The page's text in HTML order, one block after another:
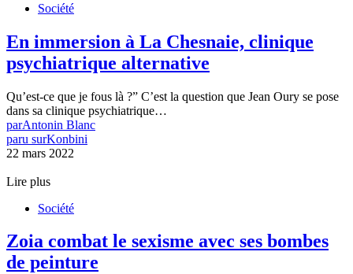
Société
En immersion à La Chesnaie, clinique
psychiatrique alternative
Qu’est-ce que je fous là ?” C’est la question que Jean Oury se pose
dans sa clinique psychiatrique…
parAntonin Blanc
paru surKonbini
22 mars 2022
Lire plus
Société
Zoia combat le sexisme avec ses bombes
de peinture